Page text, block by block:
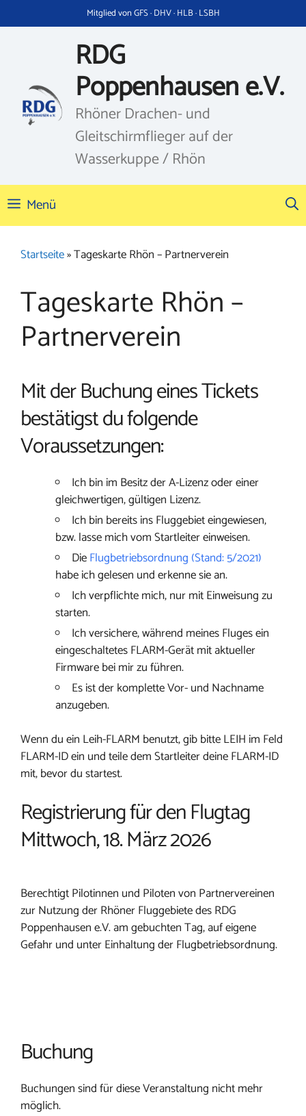
Inhalt
Mitglied von GFS · DHV · HLB · LSBH
RDG
Poppenhausen e.V.
Rhöner Drachen- und
Gleitschirmflieger auf der
Wasserkuppe / Rhön
Menü
Startseite»Tageskarte Rhön – Partnerverein
Tageskarte Rhön –
Partnerverein
Mit der Buchung eines Tickets
bestätigst du folgende
Voraussetzungen:
Ich bin im Besitz der A-Lizenz oder einer
gleichwertigen, gültigen Lizenz.
Ich bin bereits ins Fluggebiet eingewiesen,
bzw. lasse mich vom Startleiter einweisen.
DieFlugbetriebsordnung (Stand: 5/2021)
habe ich gelesen und erkenne sie an.
Ich verpflichte mich, nur mit Einweisung zu
starten.
Ich versichere, während meines Fluges ein
eingeschaltetes FLARM-Gerät mit aktueller
Firmware bei mir zu führen.
Es ist der komplette Vor- und Nachname
anzugeben.
Wenn du ein Leih-FLARM benutzt, gib bitte LEIH im Feld
FLARM-ID ein und teile dem Startleiter deine FLARM-ID
mit, bevor du startest.
Registrierung für den Flugtag
Mittwoch, 18. März 2026
Berechtigt Pilotinnen und Piloten von Partnervereinen
zur Nutzung der Rhöner Fluggebiete des RDG
Poppenhausen e.V. am gebuchten Tag, auf eigene
Gefahr und unter Einhaltung der Flugbetriebsordnung.
Buchung
Buchungen sind für diese Veranstaltung nicht mehr
möglich.